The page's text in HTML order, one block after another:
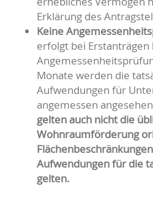
Erklärung des
Keine
erfolgt bei Erstanträgen
Monate werden die
Aufwendungen für
angemessen
gelten auch nicht die
Wohnraumförderung
Flächenbeschränkungen
Aufwendungen für die
gelten.